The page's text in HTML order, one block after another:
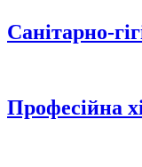
Санітарно-
Професійна